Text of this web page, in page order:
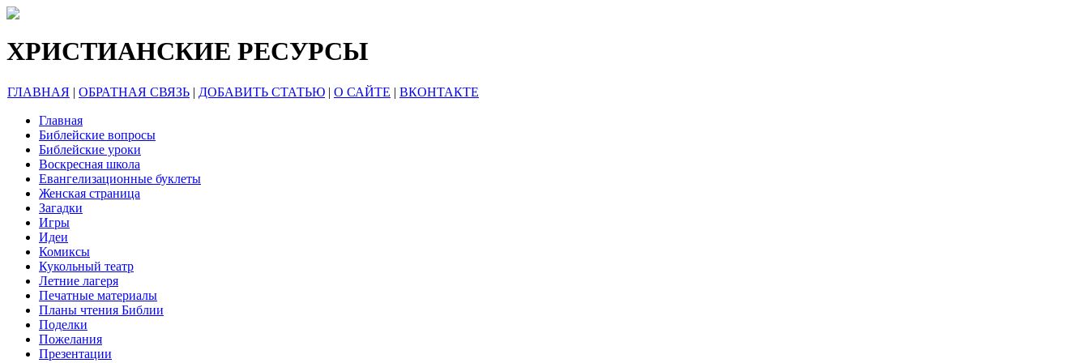
ХРИСТИАНСКИЕ РЕСУРСЫ
ГЛАВНАЯ | ОБРАТНАЯ СВЯЗЬ | ДОБАВИТЬ СТАТЬЮ | О САЙТЕ | ВКОНТАКТЕ
Главная
Библейские вопросы
Библейские уроки
Воскресная школа
Евангелизационные буклеты
Женская страница
Загадки
Игры
Идеи
Комиксы
Кукольный театр
Летние лагеря
Печатные материалы
Планы чтения Библии
Поделки
Пожелания
Презентации